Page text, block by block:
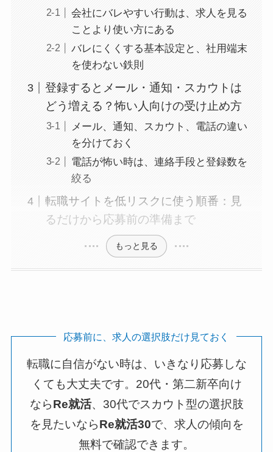
会社にバレやすい行動は、求人を見る
ことより使い方にある
バレにくくする基本設定と、社用端末
を使わない鉄則
登録するとメール・通知・スカウトは
どう増える？怖い人向けの受け止め方
メール、通知、スカウト、電話の違い
を分けておく
電話が怖い時は、連絡手段と登録数を
絞る
転職サイトを低リスクに使う順番：見
るだけから応募前の準備まで
もっと見る
応募前に、求人の選択肢だけ見ておく
転職に自信がない時は、いきなり応募しな
くても大丈夫です。20代・第二新卒向け
ならRe就活、30代でスカウト型の選択肢
を見たいならRe就活30で、求人の傾向を
無料で確認できます。